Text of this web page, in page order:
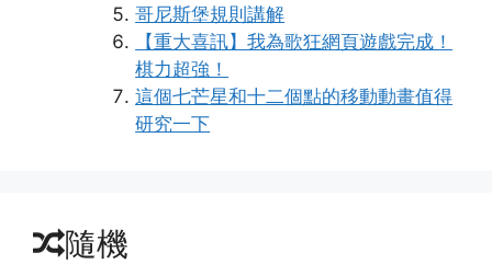
哥尼斯堡規則講解
【重大喜訊】我為歌狂網頁遊戲完成！
棋力超強！
這個七芒星和十二個點的移動動畫值得
研究一下
隨機